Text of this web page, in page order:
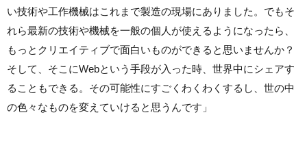
い技術や工作機械はこれまで製造の現場にありました。でもそ
れら最新の技術や機械を一般の個人が使えるようになったら、
もっとクリエイティブで面白いものができると思いませんか？
そして、そこにWebという手段が入った時、世界中にシェアす
ることもできる。その可能性にすごくわくわくするし、世の中
の色々なものを変えていけると思うんです」